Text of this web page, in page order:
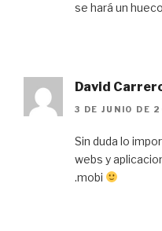
se hará un
David
3 DE JUNIO DE
Sin duda lo
webs y
.mobi